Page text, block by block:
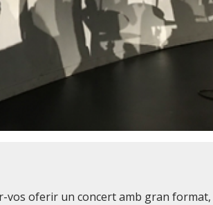
vos oferir un concert amb gran format,